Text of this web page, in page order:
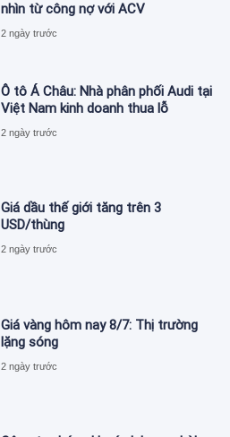
nhìn từ công nợ với ACV
2 ngày trước
Ô tô Á Châu: Nhà phân phối Audi tại
Việt Nam kinh doanh thua lỗ
2 ngày trước
Giá dầu thế giới tăng trên 3
USD/thùng
2 ngày trước
Giá vàng hôm nay 8/7: Thị trường
lặng sóng
2 ngày trước